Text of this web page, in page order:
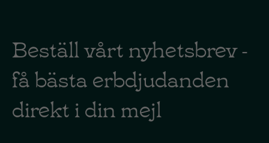
Beställ vårt nyhetsbrev -
få bästa erbdjudanden
direkt i din mejl